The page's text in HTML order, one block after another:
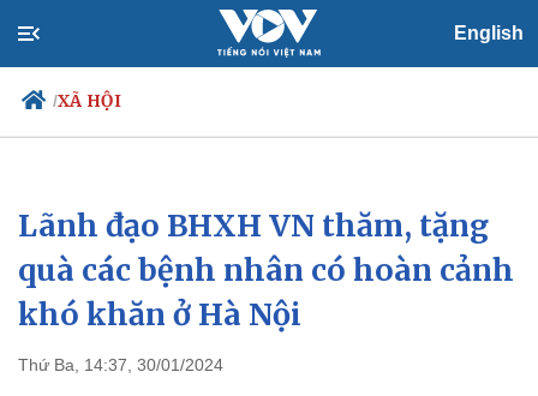
English
/XÃ HỘI
Chính trị
Đảng
Tổ chức nhân sự
Quốc hội
Xã hội
Tin 24h
Dự báo thời tiết
Giáo dục
Lãnh đạo BHXH VN thăm, tặng
quà các bệnh nhân có hoàn cảnh
khó khăn ở Hà Nội
Thứ Ba, 14:37, 30/01/2024